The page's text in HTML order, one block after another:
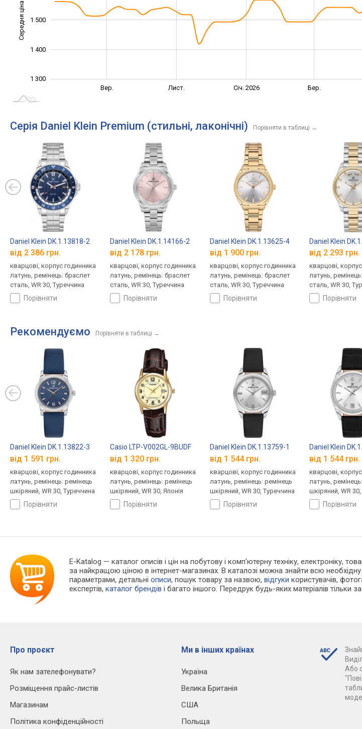
Середня ціна 1 300
1 300
1 400
1 500
Вер. Лист. Січ. 2026 Бер.
Серія Daniel Klein Premium (стильні, лаконічні) Порівняти в таблиці →
Daniel Klein DK.1.13818-2
від 2 386 грн.
кварцові, корпус годинника
латунь, ремінець: браслет
сталь, WR 30, Туреччина
порівняти
Daniel Klein DK.1.14166-2
від 2 178 грн.
кварцові, корпус годинника
латунь, ремінець: браслет
сталь, WR 30, Туреччина
порівняти
Daniel Klein DK.1.13625-4
від 1 900 грн.
кварцові, корпус годинника
латунь, ремінець: браслет
сталь, WR 30, Туреччина
порівняти
Daniel Klein
від 2 293 грн.
кварцові,
латунь,
сталь, WR 30,
порівняти
Рекомендуємо Порівняти в таблиці →
Daniel Klein DK.1.13822-3
від 1 591 грн.
кварцові, корпус годинника
латунь, ремінець: ремінець
шкіряний, WR 30, Туреччина
порівняти
Casio LTP-V002GL-9BUDF
від 1 320 грн.
кварцові, корпус годинника
латунь, ремінець: ремінець
шкіряний, WR 30, Японія
порівняти
Daniel Klein DK.1.13759-1
від 1 544 грн.
кварцові, корпус годинника
латунь, ремінець: ремінець
шкіряний, WR 30, Туреччина
порівняти
Daniel Klein
від 1 544 грн.
кварцові,
латунь,
шкіряний, WR
порівняти
E-Katalog — каталог описів і цін на побутову і комп'ютерну техніку, електроніку,
за найкращою ціною в інтернет-магазинах. В каталозі можна знайти всю
параметрами, детальніописи, пошук товару за назвою,відгуки користувачів,
експертів,каталог брендів і багато іншого. Передрук будь-яких матеріалів тільки
Про проєкт
Як нам зателефонувати?
Розміщення прайс-листів
Магазинам
Політика конфіденційності
Ми в інших країнах
Україна
Велика Британія
США
Польща
Або